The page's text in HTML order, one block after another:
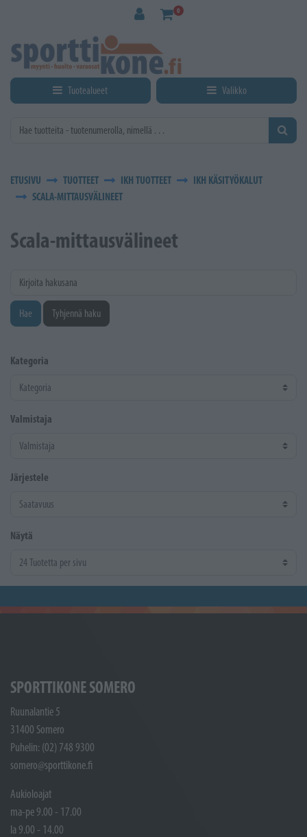
0
Tuotealueet Valikko
ETUSIVU TUOTTEET IKH TUOTTEET
IKH KÄSITYÖKALUT
SCALA-MITTAUSVÄLINEET
Scala-mittausvälineet
Kirjoita hakusana
Hae Tyhjennä haku
Kategoria
Valmistaja
Järjestele
Näytä
SPORTTIKONE SOMERO
Ruunalantie 5
31400 Somero
Puhelin: (02) 748 9300
somero@sporttikone.fi
Aukioloajat
ma-pe 9.00 - 17.00
la 9.00 - 14.00